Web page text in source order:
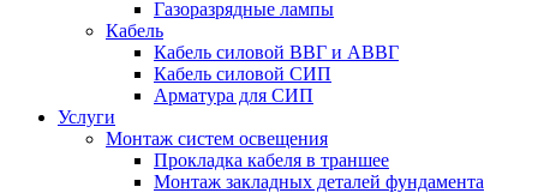
Газоразрядные лампы
Кабель
Кабель силовой ВВГ и АВВГ
Кабель силовой СИП
Арматура для СИП
Услуги
Монтаж систем освещения
Прокладка кабеля в траншее
Монтаж закладных деталей фундамента